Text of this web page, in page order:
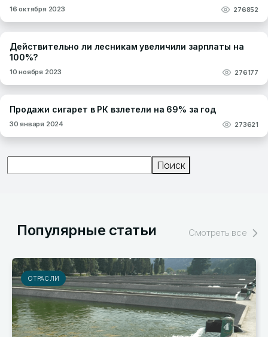
16 октября 2023 276852
Действительно ли лесникам увеличили зарплаты на
100%?
10 ноября 2023 276177
Продажи сигарет в РК взлетели на 69% за год
30 января 2024 273621
Поиск
Популярные статьи Смотреть все
РЫНКИ